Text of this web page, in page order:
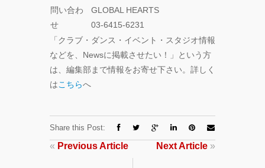
問い合わ
せ
GLOBAL HEARTS
03-6415-6231
「クラブ・ダンス・イベント・スタジオ情報
などを、Newsに掲載させたい！」という方
は、編集部まで情報をお寄せ下さい。詳しく
はこちらへ
Share this Post:
« Previous Article Next Article »